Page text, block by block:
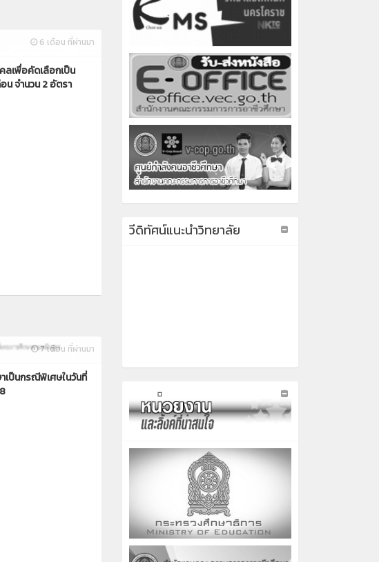
6 เดือน ที่ผ่านมา
เพื่อคัดเลือกเป็น
น จำนวน 2 อัตรา
7 เดือน ที่ผ่านมา
เป็นกรณีพิเศษในวันที่
วีดิทัศน์แนะนำวิทยาลัย